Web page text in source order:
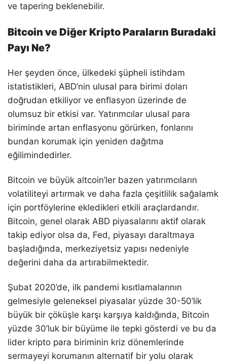
ve tapering beklenebilir.
Bitcoin ve Diğer Kripto Paraların Buradaki
Payı Ne?
Her şeyden önce, ülkedeki şüpheli istihdam
istatistikleri, ABD’nin ulusal para birimi doları
doğrudan etkiliyor ve enflasyon üzerinde de
olumsuz bir etkisi var. Yatırımcılar ulusal para
biriminde artan enflasyonu görürken, fonlarını
bundan korumak için yeniden dağıtma
eğilimindedirler.
Bitcoin ve büyük altcoin’ler bazen yatırımcıların
volatiliteyi artırmak ve daha fazla çeşitlilik sağalamk
için portföylerine ekledikleri etkili araçlardandır.
Bitcoin, genel olarak ABD piyasalarını aktif olarak
takip ediyor olsa da, Fed, piyasayı daraltmaya
başladığında, merkeziyetsiz yapısı nedeniyle
değerini daha da artırabilmektedir.
Şubat 2020’de, ilk pandemi kısıtlamalarının
gelmesiyle geleneksel piyasalar yüzde 30-50’lik
büyük bir çöküşle karşı karşıya kaldığında, Bitcoin
yüzde 30’luk bir büyüme ile tepki gösterdi ve bu da
lider kripto para biriminin kriz dönemlerinde
sermayeyi korumanın alternatif bir yolu olarak